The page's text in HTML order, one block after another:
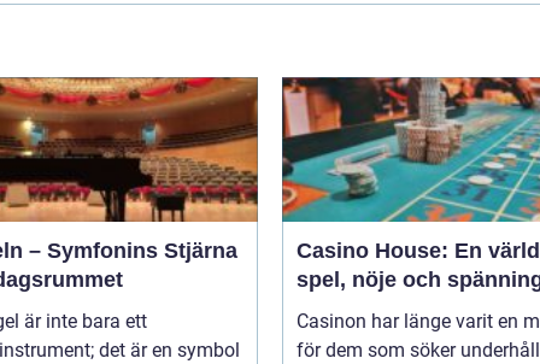
– Symfonins Stjärna
är inte bara ett
det är en symbol
Casino House: En
spel, nöje och
Casinon har länge varit en
för dem som söker